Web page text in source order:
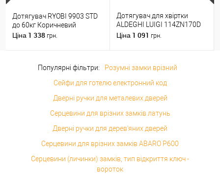
Дотягувач RYOBI 9903 STD
до 60кг Коричневий
Ціна 1 338 грн.
Дотягувач для хвіртки
ALDEGHI LUIGI 114ZN170D
правий ZN чорний цинк
Ціна 1 091 грн.
Популярні фільтри:
Розумні замки врізний
Сейфи для готелю електронний код
Дверні ручки для металевих дверей
Серцевини для врізних замків латунь
Дверні ручки для дерев'яних дверей
Серцевини для врізних замків ABARO P600
Серцевини (личинки) замків, тип відкриття ключ -
вороток